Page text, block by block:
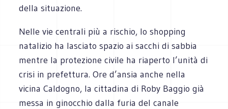
della situazione.
Nelle vie centrali più a rischio, lo shopping
natalizio ha lasciato spazio ai sacchi di sabbia
mentre la protezione civile ha riaperto l’unità di
crisi in prefettura. Ore d’ansia anche nella
vicina Caldogno, la cittadina di Roby Baggio già
messa in ginocchio dalla furia del canale